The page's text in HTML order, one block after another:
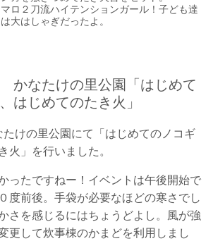
ロ２刀流ハイテンションガール！子ども達
は大はしゃぎだったよ。
かなたけの里公園「はじめて
はじめてのたき火」
けの里公園にて「はじめてのノコギ
火」を行いました。
ったですねー！イベントは午後開始で
度前後。手袋が必要なほどの寒さでし
さを感じるにはちょうどよし。風が強
更して炊事棟のかまどを利用しまし